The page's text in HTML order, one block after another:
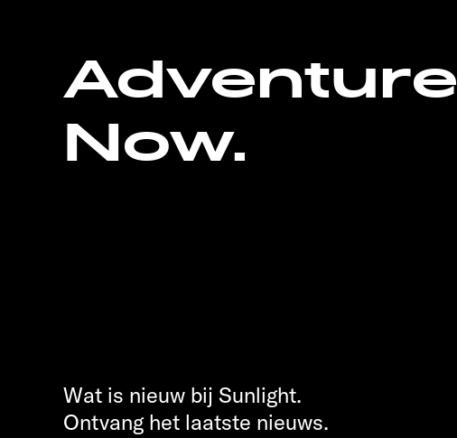
Adventure
Now.
Wat is nieuw bij Sunlight.
Ontvang het laatste nieuws.